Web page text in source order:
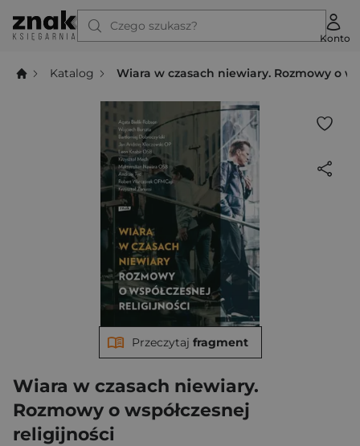
Czego szukasz?
Konto
Katalog Wiara w czasach niewiary. Rozmowy o
Wiara w czasach niewiary.
Rozmowy o współczesnej
religijności
Przeczytaj fragment